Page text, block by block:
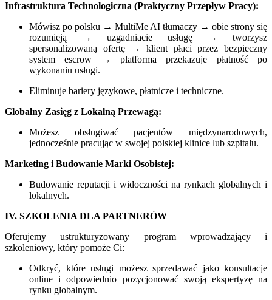
Infrastruktura Technologiczna (Praktyczny Przepływ Pracy):
Mówisz po polsku → MultiMe AI tłumaczy → obie strony się
rozumieją → uzgadniacie usługę → tworzysz
spersonalizowaną ofertę → klient płaci przez bezpieczny
system escrow → platforma przekazuje płatność po
wykonaniu usługi.
Eliminuje bariery językowe, płatnicze i techniczne.
Globalny Zasięg z Lokalną Przewagą:
Możesz obsługiwać pacjentów międzynarodowych,
jednocześnie pracując w swojej polskiej klinice lub szpitalu.
Marketing i Budowanie Marki Osobistej:
Budowanie reputacji i widoczności na rynkach globalnych i
lokalnych.
IV. SZKOLENIA DLA PARTNERÓW
Oferujemy ustrukturyzowany program wprowadzający i
szkoleniowy, który pomoże Ci:
Odkryć, które usługi możesz sprzedawać jako konsultacje
online i odpowiednio pozycjonować swoją ekspertyzę na
rynku globalnym.